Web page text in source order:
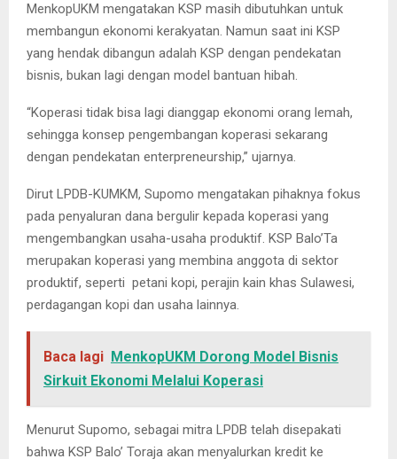
MenkopUKM mengatakan KSP masih dibutuhkan untuk
membangun ekonomi kerakyatan. Namun saat ini KSP
yang hendak dibangun adalah KSP dengan pendekatan
bisnis, bukan lagi dengan model bantuan hibah.
“Koperasi tidak bisa lagi dianggap ekonomi orang lemah,
sehingga konsep pengembangan koperasi sekarang
dengan pendekatan enterpreneurship,” ujarnya.
Dirut LPDB-KUMKM, Supomo mengatakan pihaknya fokus
pada penyaluran dana bergulir kepada koperasi yang
mengembangkan usaha-usaha produktif. KSP Balo’Ta
merupakan koperasi yang membina anggota di sektor
produktif, seperti petani kopi, perajin kain khas Sulawesi,
perdagangan kopi dan usaha lainnya.
Baca lagi MenkopUKM Dorong Model Bisnis
Sirkuit Ekonomi Melalui Koperasi
Menurut Supomo, sebagai mitra LPDB telah disepakati
bahwa KSP Balo’ Toraja akan menyalurkan kredit ke